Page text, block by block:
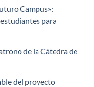
Campus»:
para
de la Cátedra de
del proyecto